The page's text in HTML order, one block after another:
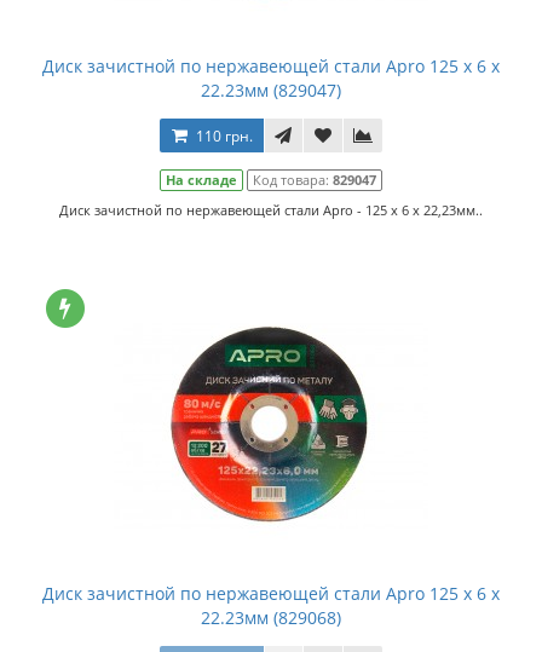
Диск зачистной по нержавеющей стали Apro 125 х 6 х
22.23мм (829047)
110 грн.
На складе Код товара: 829047
Диск зачистной по нержавеющей стали Apro - 125 х 6 х 22,23мм..
Диск зачистной по нержавеющей стали Apro 125 х 6 х
22.23мм (829068)